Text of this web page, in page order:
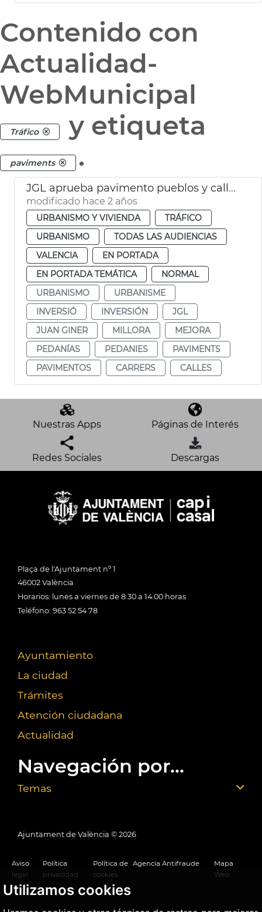
Utilizamos cookies
Contenido con
Actualidad-
WebMunicipal
Tráfico y etiqueta
paviments .
JGL aprueba pavimento pueblos y calles València
modificado hace 2 años
URBANISMO Y VIVIENDA
TRÁFICO
URBANISMO
TODAS LAS AUDIENCIAS
VALENCIA
EN PORTADA
EN PORTADA TEMÁTICA
NORMAL
URBANISMO
URBANISME
INVERSIÓ
INVERSIÓN
JGL
JUAN GINER
MILLORA
MEJORA
PEDANÍAS
PEDANIES
PAVIMENTS
PAVIMENTOS
CARRERS CALLES
Nuestras Apps Páginas de Interés
Redes Sociales Descargas
Plaça de l'Ajuntament nº 1
46002 València
Horarios: lunes a viernes de 8:30 a 14:00 horas
Teléfono: 963 52 54 78
Ayuntamiento
La ciudad
Trámites
Atención ciudadana
Actualidad
Navegación por...
Temas
Ajuntament de València © 2026
Aviso
legal
Política
privacidad
Política de
cookies
Agencia Antifraude
Mapa
Web